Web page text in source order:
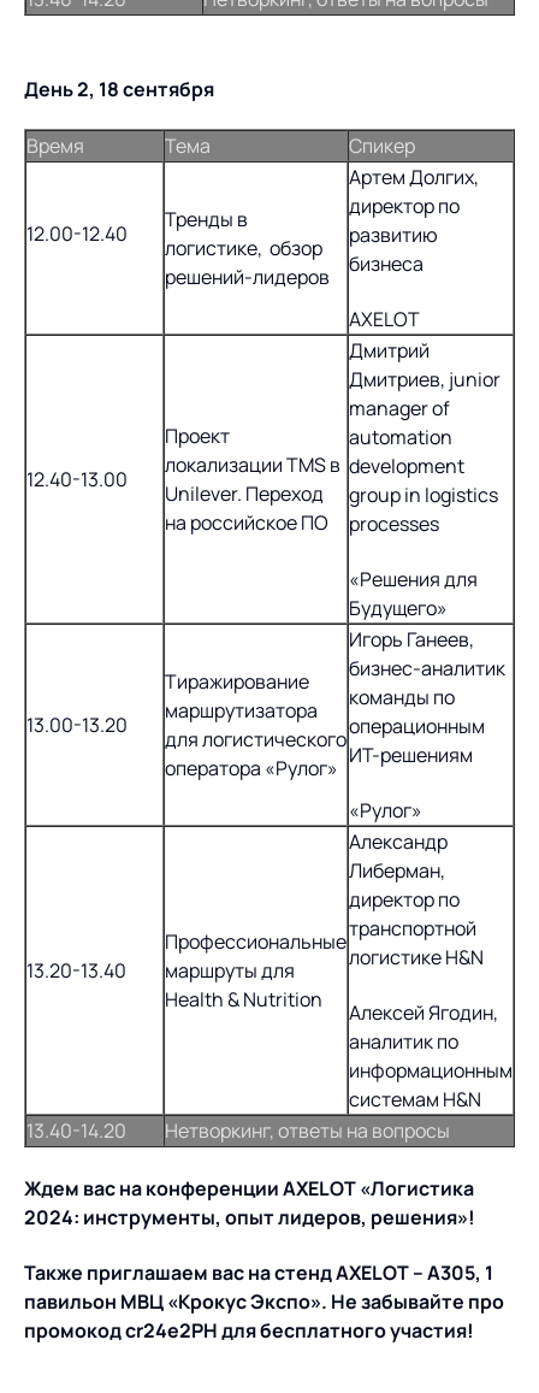
День 2, 18 сентября
Время Тема Спикер
12.00-12.40
Тренды в
логистике, обзор
решений-лидеров
Артем Долгих,
директор по
развитию
бизнеса
AXELOT
12.40-13.00
Проект
локализации TMS в
Unilever. Переход
на российское ПО
Дмитрий
Дмитриев, junior
manager of
automation
development
group in logistics
processes
«Решения для
Будущего»
13.00-13.20
Тиражирование
маршрутизатора
для логистического
оператора «Рулог»
Игорь Ганеев,
бизнес-аналитик
команды по
операционным
ИТ-решениям
«Рулог»
13.20-13.40
Профессиональные
маршруты для
Health & Nutrition
Александр
Либерман,
директор по
транспортной
логистике H&N
Алексей Ягодин,
аналитик по
информационным
системам H&N
13.40-14.20
Нетворкинг, ответы на вопросы
Ждем вас на конференции AXELOT «Логистика
2024: инструменты, опыт лидеров, решения»!
Также приглашаем вас на стенд AXELOT – A305, 1
павильон МВЦ «Крокус Экспо». Не забывайте про
промокод cr24e2PH для бесплатного участия!